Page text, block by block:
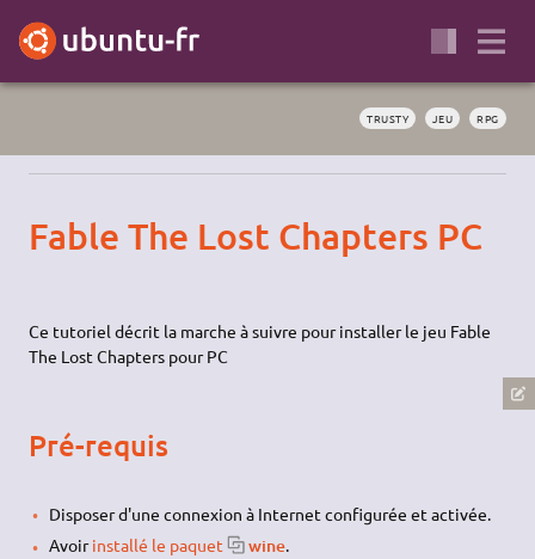
TRUSTY JEU RPG
Fable The Lost Chapters PC
Ce tutoriel décrit la marche à suivre pour installer le jeu Fable
The Lost Chapters pour PC
Pré-requis
Disposer d'une connexion à Internet configurée et activée.
Avoirinstallé le paquet wine.